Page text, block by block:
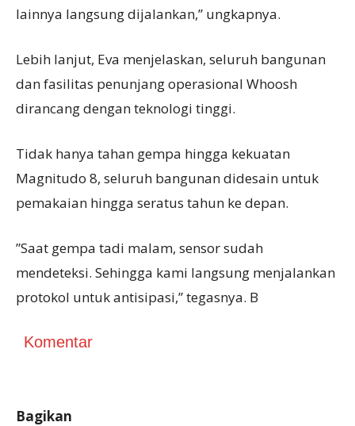
lainnya langsung dijalankan,” ungkapnya.
Lebih lanjut, Eva menjelaskan, seluruh bangunan
dan fasilitas penunjang operasional Whoosh
dirancang dengan teknologi tinggi.
Tidak hanya tahan gempa hingga kekuatan
Magnitudo 8, seluruh bangunan didesain untuk
pemakaian hingga seratus tahun ke depan.
”Saat gempa tadi malam, sensor sudah
mendeteksi. Sehingga kami langsung menjalankan
protokol untuk antisipasi,” tegasnya. B
Komentar
Bagikan